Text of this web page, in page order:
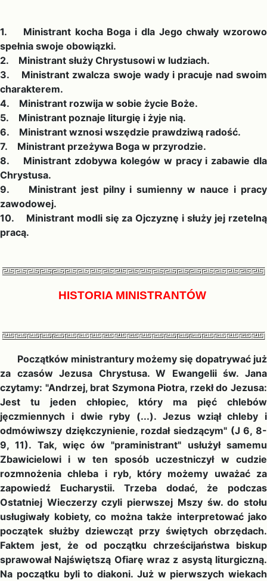
1. Ministrant kocha Boga i dla Jego chwały wzorowo
spełnia swoje obowiązki.
2. Ministrant służy Chrystusowi w ludziach.
3. Ministrant zwalcza swoje wady i pracuje nad swoim
charakterem.
4. Ministrant rozwija w sobie życie Boże.
5. Ministrant poznaje liturgię i żyje nią.
6. Ministrant wznosi wszędzie prawdziwą radość.
7. Ministrant przeżywa Boga w przyrodzie.
8. Ministrant zdobywa kolegów w pracy i zabawie dla
Chrystusa.
9. Ministrant jest pilny i sumienny w nauce i pracy
zawodowej.
10. Ministrant modli się za Ojczyznę i służy jej rzetelną
pracą.
HISTORIA MINISTRANTÓW
Początków ministrantury możemy się dopatrywać już
za czasów Jezusa Chrystusa. W Ewangelii św. Jana
czytamy: "Andrzej, brat Szymona Piotra, rzekł do Jezusa:
Jest tu jeden chłopiec, który ma pięć chlebów
jęczmiennych i dwie ryby (...). Jezus wziął chleby i
odmówiwszy dziękczynienie, rozdał siedzącym" (J 6, 8-
9, 11). Tak, więc ów "praministrant" usłużył samemu
Zbawicielowi i w ten sposób uczestniczył w cudzie
rozmnożenia chleba i ryb, który możemy uważać za
zapowiedź Eucharystii. Trzeba dodać, że podczas
Ostatniej Wieczerzy czyli pierwszej Mszy św. do stołu
usługiwały kobiety, co można także interpretować jako
początek służby dziewcząt przy świętych obrzędach.
Faktem jest, że od początku chrześcijaństwa biskup
sprawował Najświętszą Ofiarę wraz z asystą liturgiczną.
Na początku byli to diakoni. Już w pierwszych wiekach